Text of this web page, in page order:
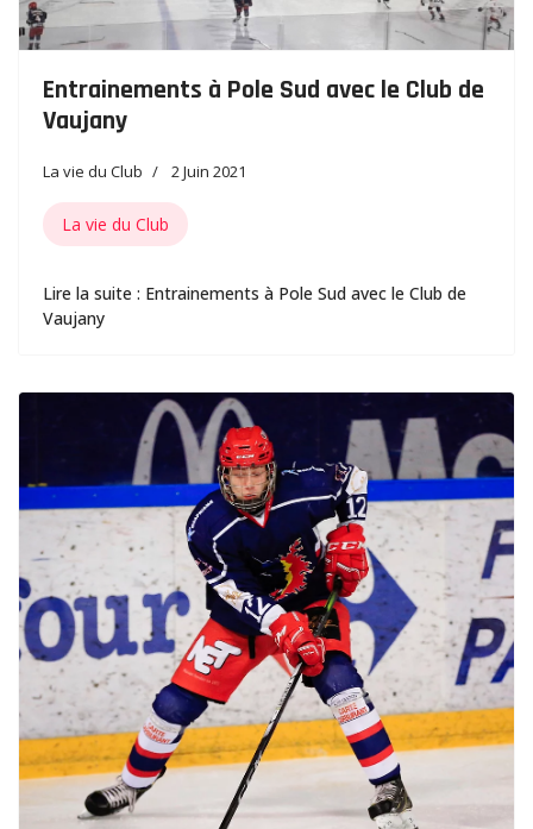
Entrainements à Pole Sud avec le Club de
Vaujany
La vie du Club 2 Juin 2021
La vie du Club
Lire la suite : Entrainements à Pole Sud avec le Club de
Vaujany